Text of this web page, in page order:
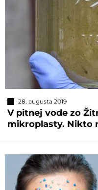
28. augusta 2019
V pitnej vode zo
mikroplasty. Nikto